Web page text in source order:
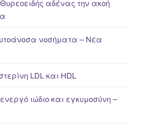
αδένας την ακοή
νοσήματα – Νέα
LDL και HDL
ιώδιο και εγκυμοσύνη –